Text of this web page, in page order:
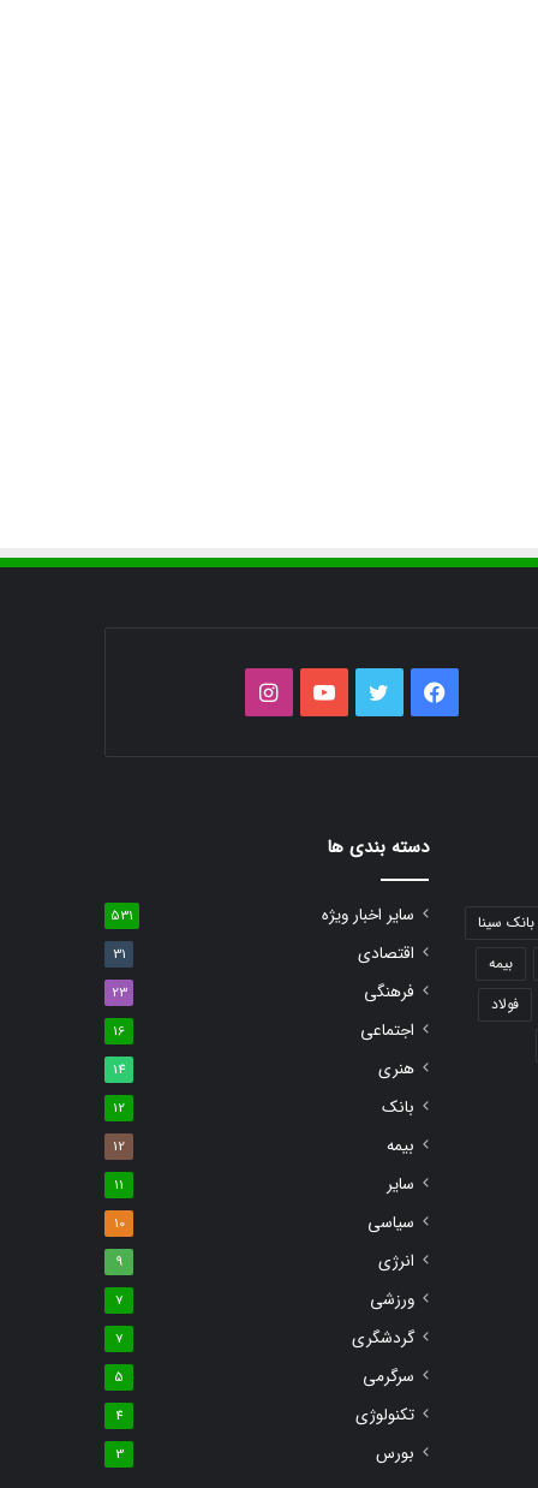
فیس توییتر یوتیوباینستاگرام
بانک سینا
بیمه
فولاد
دسته بندی ها
سایر اخبار ویژه 531
اقتصادی 31
فرهنگی 23
اجتماعی 16
هنری 14
بانک 12
بیمه 12
سایر 11
سیاسی 10
انرژی 9
ورزشی 7
گردشگری 7
سرگرمی 5
تکنولوژی 4
بورس 3